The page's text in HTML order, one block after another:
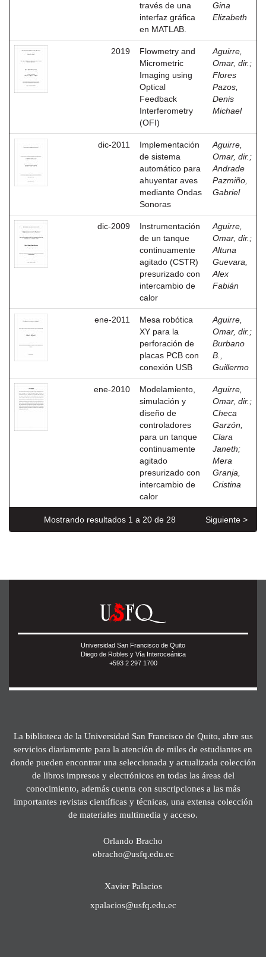
través de una
interfaz gráfica
en MATLAB.
Gina
Elizabeth
2019
Flowmetry and
Micrometric
Imaging using
Optical
Feedback
Interferometry
(OFI)
Aguirre,
Omar, dir. ;
Flores
Pazos,
Denis
Michael
dic-2011
Implementación
de sistema
automático para
ahuyentar aves
mediante Ondas
Sonoras
Aguirre,
Omar, dir. ;
Andrade
Pazmiño,
Gabriel
dic-2009
Instrumentación
de un tanque
continuamente
agitado (CSTR)
presurizado con
intercambio de
calor
Aguirre,
Omar, dir. ;
Altuna
Guevara,
Alex
Fabián
ene-2011
Mesa robótica
XY para la
perforación de
placas PCB con
conexión USB
Aguirre,
Omar, dir. ;
Burbano
B.,
Guillermo
ene-2010
Modelamiento,
simulación y
diseño de
controladores
para un tanque
continuamente
agitado
presurizado con
intercambio de
calor
Aguirre,
Omar, dir. ;
Checa
Garzón,
Clara
Janeth;
Mera
Granja,
Cristina
Mostrando resultados 1 a 20 de 28 Siguiente >
Universidad San Francisco de Quito
Diego de Robles y Vía Interoceánica
+593 2 297 1700
La biblioteca de la Universidad San Francisco de Quito, abre sus
servicios diariamente para la atención de miles de estudiantes en
donde pueden encontrar una seleccionada y actualizada colección
de libros impresos y electrónicos en todas las áreas del
conocimiento, además cuenta con suscripciones a las más
importantes revistas científicas y técnicas, una extensa colección
de materiales multimedia y acceso.
Orlando Bracho
obracho@usfq.edu.ec
Xavier Palacios
xpalacios@usfq.edu.ec